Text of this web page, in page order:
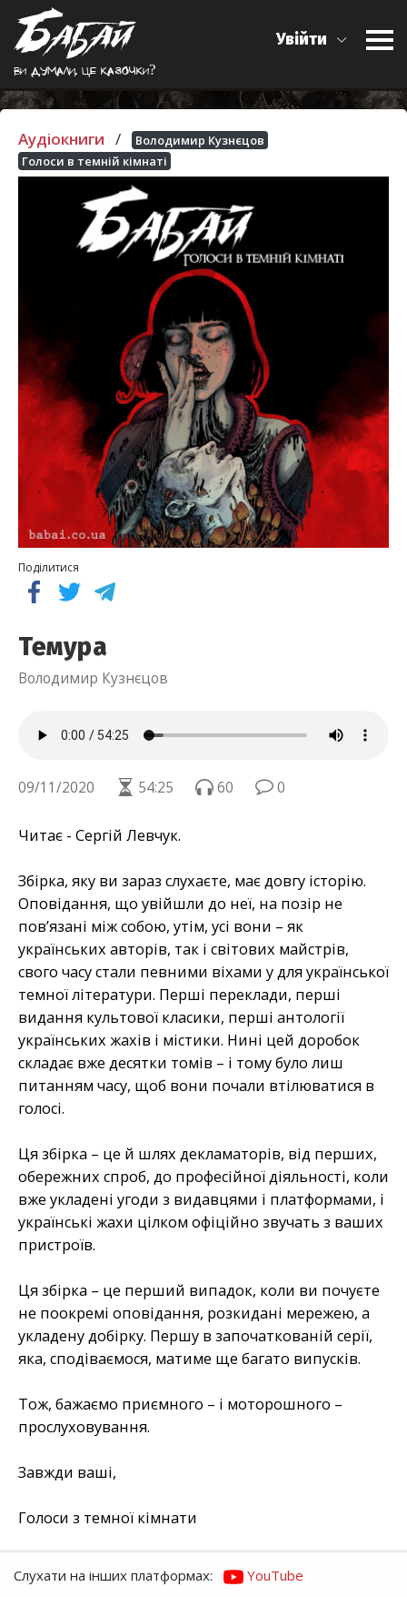
Ви думали, це казочки?
Увійти
Аудіокниги /
Володимир Кузнєцов
Голоси в темній кімнаті
Поділитися
Темура
Володимир Кузнєцов
09/11/2020 54:25 60 0
Читає - Сергій Левчук.
Збірка, яку ви зараз слухаєте, має довгу історію.
Оповідання, що увійшли до неї, на позір не
пов’язані між собою, утім, усі вони – як
українських авторів, так і світових майстрів,
свого часу стали певними віхами у для української
темної літератури. Перші переклади, перші
видання культової класики, перші антології
українських жахів і містики. Нині цей доробок
складає вже десятки томів – і тому було лиш
питанням часу, щоб вони почали втілюватися в
голосі.
Ця збірка – це й шлях декламаторів, від перших,
обережних спроб, до професійної діяльності, коли
вже укладені угоди з видавцями і платформами, і
українські жахи цілком офіційно звучать з ваших
пристроїв.
Ця збірка – це перший випадок, коли ви почуєте
не поокремі оповідання, розкидані мережею, а
укладену добірку. Першу в започаткованій серії,
яка, сподіваємося, матиме ще багато випусків.
Тож, бажаємо приємного – і моторошного –
прослуховування.
Завжди ваші,
Голоси з темної кімнати
Слухати на інших платформах: YouTube